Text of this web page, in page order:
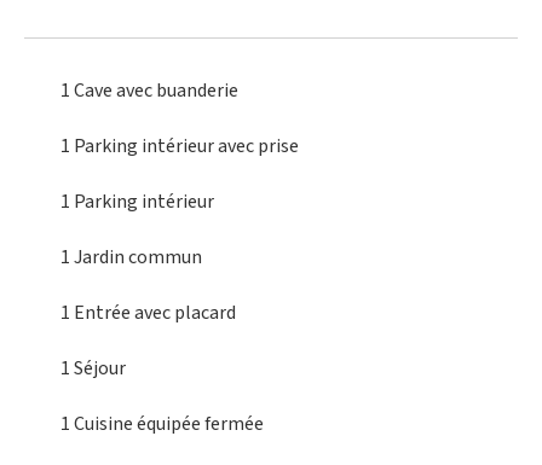
1 Caveavec buanderie
1 Parking intérieuravec prise
1 Parking intérieur
1 Jardincommun
1 Entréeavec placard
1 Séjour
1 Cuisine équipéefermée